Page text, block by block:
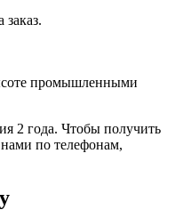
заказ.
промышленными
2 года. Чтобы получить
по телефонам,